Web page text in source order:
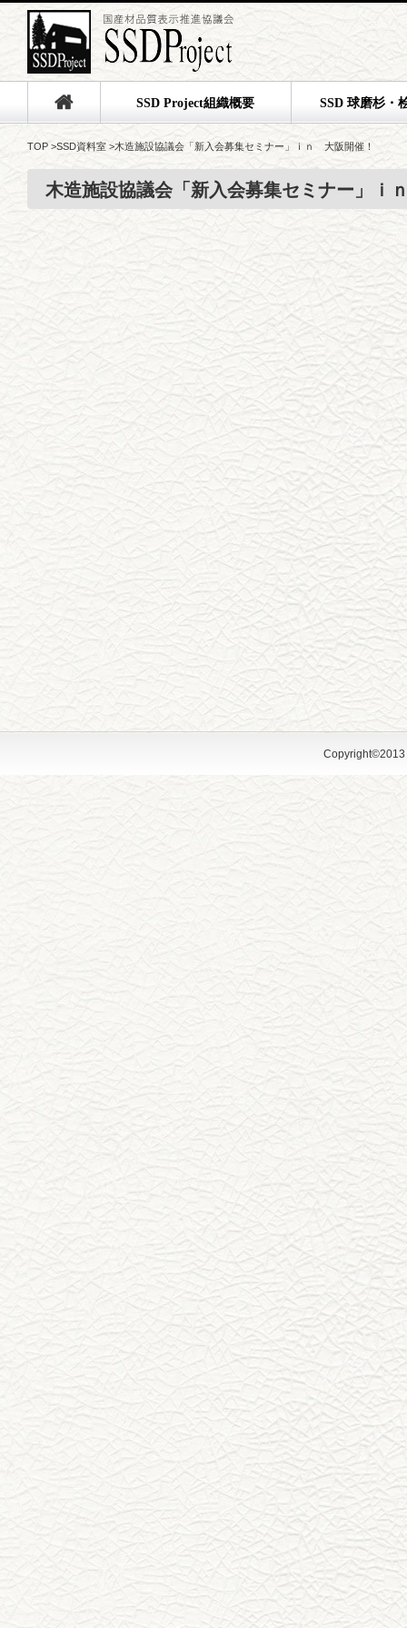
SSD Project組織概要 SSD 球磨杉・
TOP >SSD資料室 >木造施設協議会「新入会募集セミナー」ｉｎ 大阪開催！
木造施設協議会「新入会募集セミナー」ｉ
Copyright©2013